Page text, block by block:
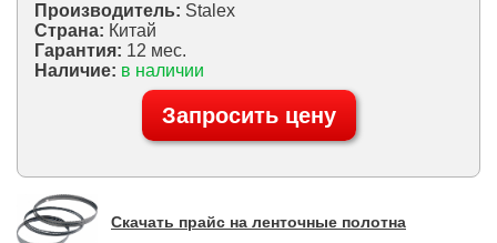
Производитель: Stalex
Страна: Китай
Гарантия: 12 мес.
Наличие: в наличии
Запросить цену
Скачать прайс на ленточные полотна